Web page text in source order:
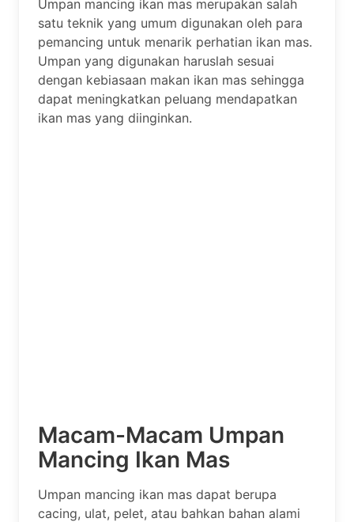
Umpan mancing ikan mas merupakan salah
satu teknik yang umum digunakan oleh para
pemancing untuk menarik perhatian ikan mas.
Umpan yang digunakan haruslah sesuai
dengan kebiasaan makan ikan mas sehingga
dapat meningkatkan peluang mendapatkan
ikan mas yang diinginkan.
Macam-Macam Umpan
Mancing Ikan Mas
Umpan mancing ikan mas dapat berupa
cacing, ulat, pelet, atau bahkan bahan alami